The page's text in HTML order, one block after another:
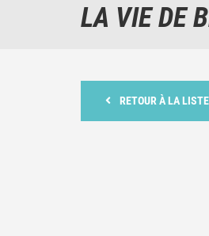
LA VIE DE
RETOUR À LA